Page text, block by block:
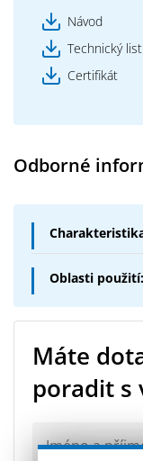
Návod
Technický list
Certifikát
Odborné
Unibit je
modifikovaná
Oblasti použití:
K elastickým
asfaltových
Jako
následné
stavebních
Máte
poradit s